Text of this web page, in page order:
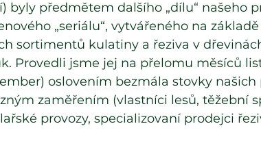
byly předmětem dalšího „dílu“ našeho
„seriálu“, vytvářeného na
sortimentů kulatiny a řeziva v
Provedli jsme jej na přelomu měsíců
oslovením bezmála stovky
zaměřením (vlastníci lesů, těžební
provozy, specializovaní prodejci